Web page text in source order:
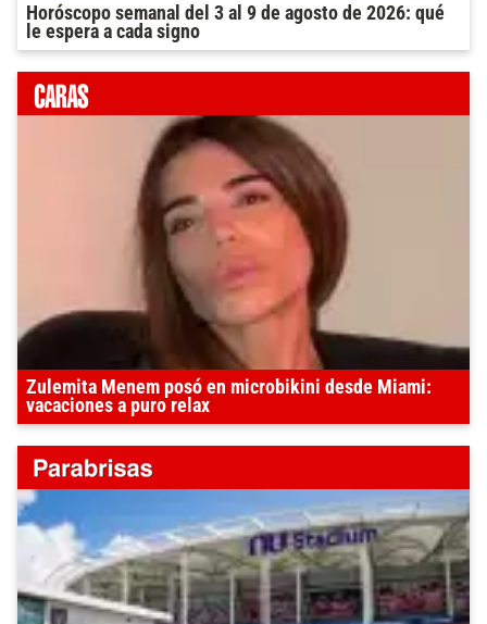
Horóscopo semanal del 3 al 9 de agosto de 2026: qué
le espera a cada signo
Zulemita Menem posó en microbikini desde Miami:
vacaciones a puro relax